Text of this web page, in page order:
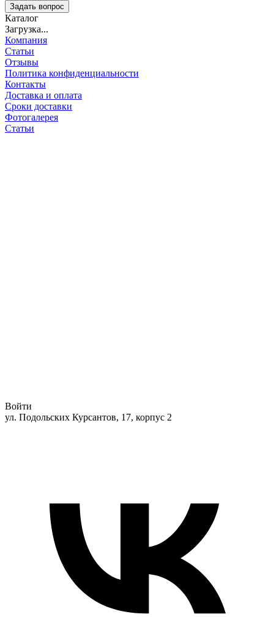
Задать вопрос
Каталог
Загрузка...
Компания
Статьи
Отзывы
Политика конфиденциальности
Контакты
Доставка и оплата
Сроки доставки
Фотогалерея
Статьи
Войти
ул. Подольских Курсантов, 17, корпус 2